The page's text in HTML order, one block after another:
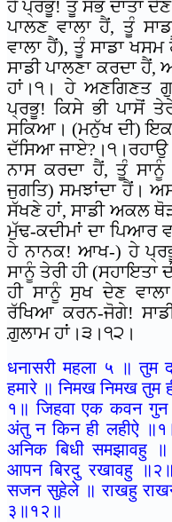
ਹੇ ਪ੍ਰਭੂ! ਤੂੰ ਸਭ ਦਾਤਾਂ
ਪਾਲਣ ਵਾਲਾ ਹੈਂ, ਤੂੰ
ਵਾਲਾ ਹੈਂ), ਤੂੰ ਸਾਡਾ
ਸਾਡੀ ਪਾਲਣਾ ਕਰਦਾ
ਹਾਂ।੧। ਹੇ ਅਣਗਿਣਤ
ਪ੍ਰਭੂ! ਕਿਸੇ ਭੀ ਪਾਸੋਂ
ਸਕਿਆ। (ਮਨੁੱਖ ਦੀ) ਇਕ
ਦੱਸਿਆ
ਨਾਸ ਕਰਦਾ ਹੈਂ, ਤੂੰ
ਜੁਗਤਿ) ਸਮਝਾਂਦਾ ਹੈਂ।
ਸੱਖਣੇ ਹਾਂ, ਸਾਡੀ ਅਕਲ
ਮੁੱਢ-ਕਦੀਮਾਂ ਦਾ ਪਿਆਰ
ਹੇ ਨਾਨਕ! ਆਖ-) ਹੇ
ਸਾਨੂੰ ਤੇਰੀ ਹੀ (ਸਹਾਇਤਾ
ਹੀ ਸਾਨੂੰ ਸੁਖ ਦੇਣ
ਰੱਖਿਆ ਕਰਨ-ਜੋਗੇ!
ਗ਼ੁਲਾਮ ਹਾਂ।੩।੧੨।
धनासरी महला ५ ॥ तुम
हमारे ॥ निमख निमख तुम
१॥ जिहवा एक कवन
अंतु न किन ही लहीऐ
अनिक बिधी समझावहु
आपन बिरदु रखावहु
सजन सुहेले ॥ राखहु
३॥१२॥